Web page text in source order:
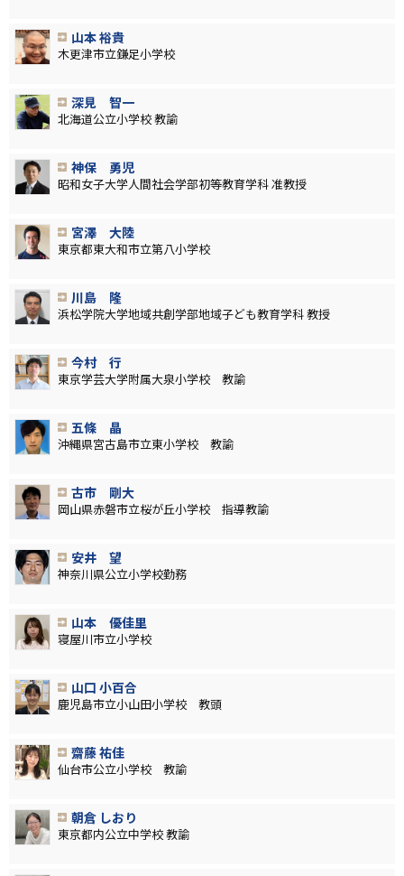
山本 裕貴
木更津市立鎌足小学校
深見 智一
北海道公立小学校 教諭
神保 勇児
昭和女子大学人間社会学部初等教育学科 准教授
宮澤 大陸
東京都東大和市立第八小学校
川島 隆
浜松学院大学地域共創学部地域子ども教育学科 教授
今村 行
東京学芸大学附属大泉小学校 教諭
五條 晶
沖縄県宮古島市立東小学校 教諭
古市 剛大
岡山県赤磐市立桜が丘小学校 指導教諭
安井 望
神奈川県公立小学校勤務
山本 優佳里
寝屋川市立小学校
山口 小百合
鹿児島市立小山田小学校 教頭
齋藤 祐佳
仙台市公立小学校 教諭
朝倉 しおり
東京都内公立中学校 教諭